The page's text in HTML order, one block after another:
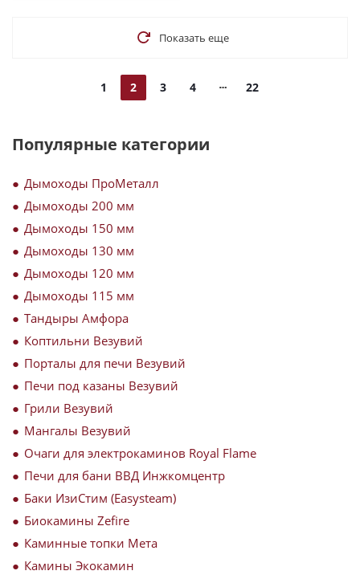
Показать еще
1 2 3 4 22
Популярные категории
Дымоходы ПроМеталл
Дымоходы 200 мм
Дымоходы 150 мм
Дымоходы 130 мм
Дымоходы 120 мм
Дымоходы 115 мм
Тандыры Амфора
Коптильни Везувий
Порталы для печи Везувий
Печи под казаны Везувий
Грили Везувий
Мангалы Везувий
Очаги для электрокаминов Royal Flame
Печи для бани ВВД Инжкомцентр
Баки ИзиСтим (Easysteam)
Биокамины Zefire
Каминные топки Мета
Камины Экокамин